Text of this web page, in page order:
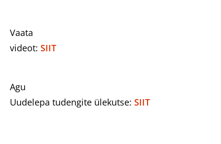
Vaata
videot: SIIT
Agu
Uudelepa tudengite ülekutse: SIIT